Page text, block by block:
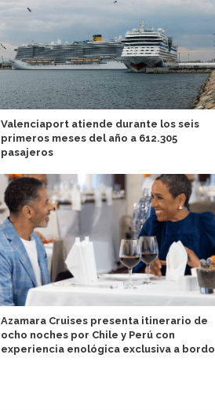
Valenciaport atiende durante los seis
primeros meses del año a 612.305
pasajeros
Azamara Cruises presenta itinerario de
ocho noches por Chile y Perú con
experiencia enológica exclusiva a bordo